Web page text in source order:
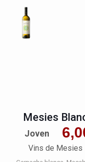
Mesies
Joven
Vins de Mesies